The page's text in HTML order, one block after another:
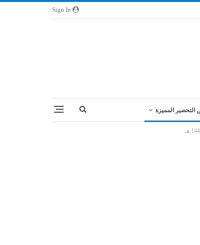
المميزة